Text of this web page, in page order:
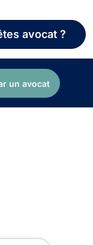
avocat ?
un avocat